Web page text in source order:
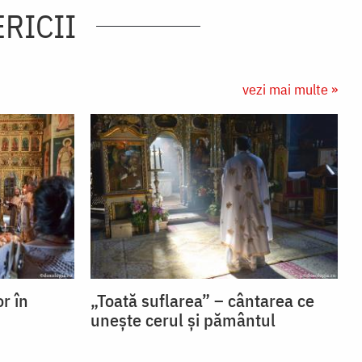
vezi mai multe »
în
„Toată suflarea” – cântarea ce
unește cerul și pământul